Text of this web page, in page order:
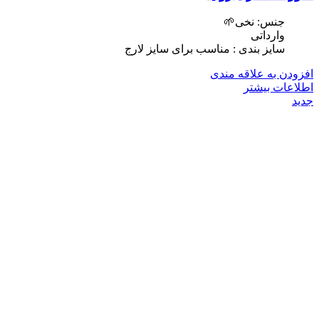
جنس: نخی🌱
وارداتی
سایز بندی : مناسب برای سایز لارج
افزودن به علاقه مندی
اطلاعات بیشتر
جدید